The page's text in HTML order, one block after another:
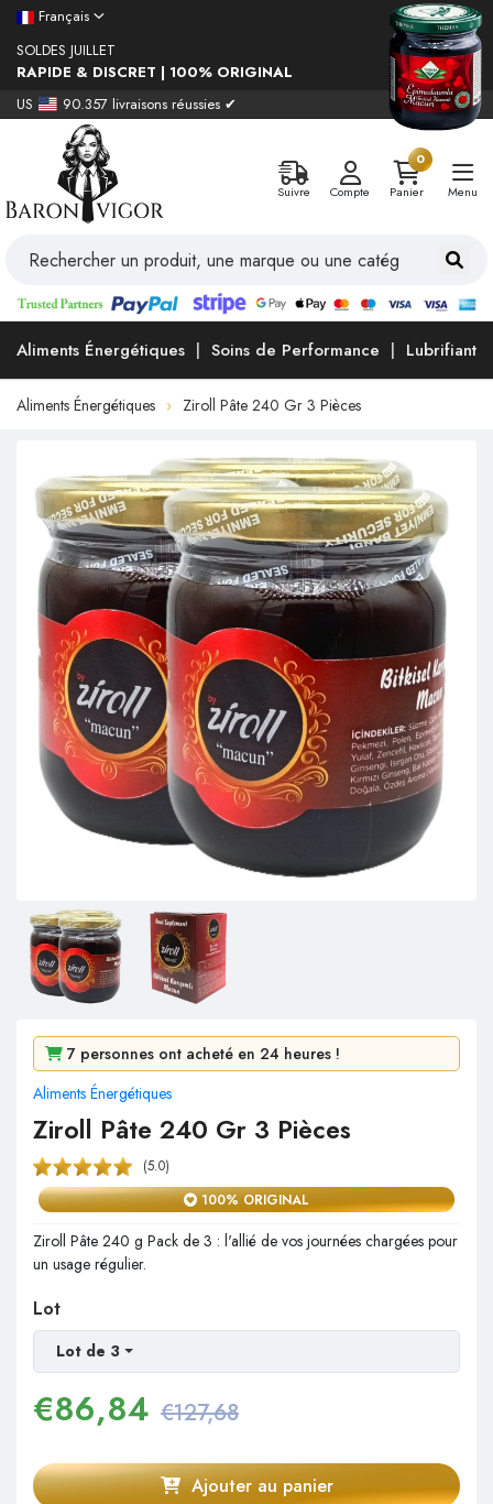
Français
SOLDES JUILLET
RAPIDE & DISCRET | 100% ORIGINAL
US
90.357 livraisons réussies ✔
Suivre Compte
0
Panier
Menu
Aliments Énergétiques Soins de Performance Lubrifiants
Aliments Énergétiques Ziroll Pâte 240 Gr 3 Pièces
7 personnes ont acheté en 24 heures !
149 personnes l'ont consulté en 2 jours !
Aliments Énergétiques
Ziroll Pâte 240 Gr 3 Pièces
(5.0)
100% ORIGINAL
Ziroll Pâte 240 g Pack de 3 : l'allié de vos journées chargées pour
un usage régulier.
Lot
Lot de 3
€86,84 €127,68
Ajouter au panier